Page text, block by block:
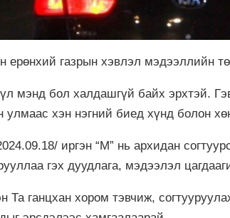
ерөнхий газрын хэвлэл мэдээллийн
мэнд бол халдашгүй байх эрхтэй.
улмаас хэн нэгний биед хүнд болон
иргэн “М” нь архидан
гэх дуудлага, мэдээлэл
Та ганцхан хором тэвчиж,